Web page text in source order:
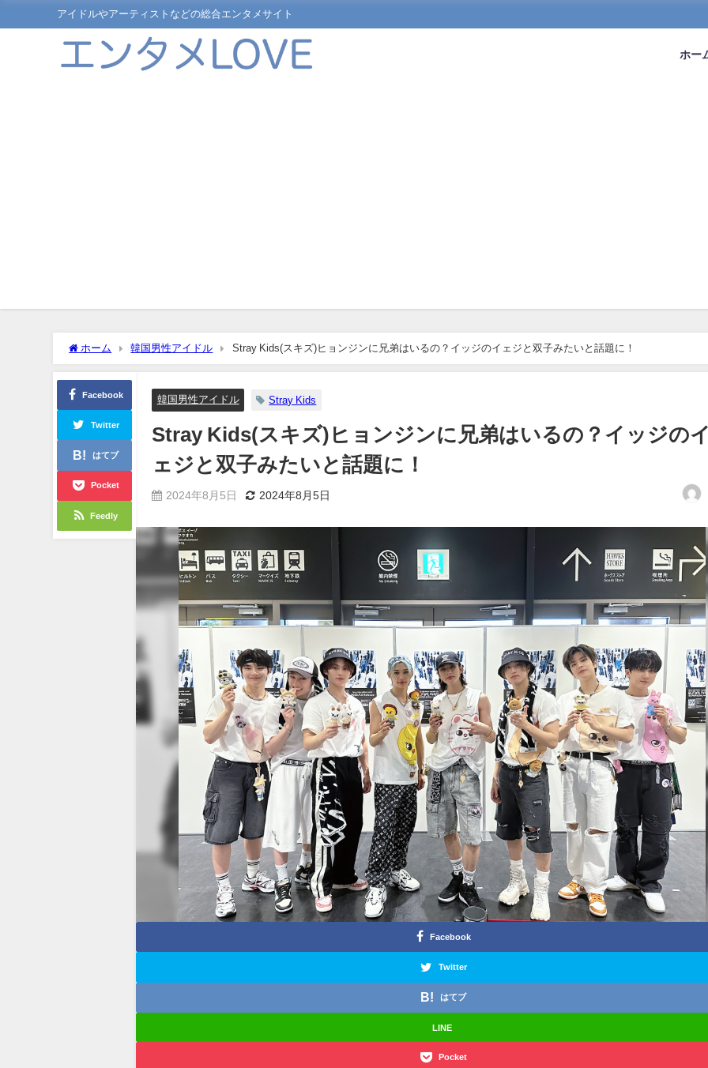
アイドルやアーティストなどの総合エンタメサイト
ホー
ホーム 韓国男性アイドル Stray Kids(スキズ)ヒョンジンに兄弟はいるの？イッジのイェジと双子みたいと話題に！
Facebook
Twitter
はてブ
Pocket
Feedly
韓国男性アイドル Stray Kids
Stray Kids(スキズ)ヒョンジンに兄弟はいるの？イッジの
ェジと双子みたいと話題に！
2024年8月5日 2024年8月5日
Facebook
Twitter
はてブ
LINE
Pocket